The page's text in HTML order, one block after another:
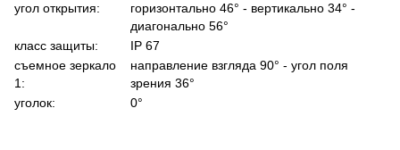
угол открытия:
горизонтально 46° - вертикально 34° -
диагонально 56°
класс защиты:
IP 67
съемное зеркало
1:
направление взгляда 90° - угол поля
зрения 36°
уголок:
0°